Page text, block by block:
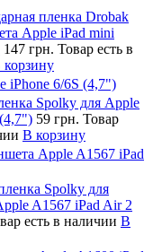
пленка Drobak
Apple iPad mini
147 грн. Товар есть в
iPhone 6/6S (4,7")
Spolky для Apple
59 грн. Товар
В корзину
Apple A1567 iPad
Spolky для
A1567 iPad Air 2
есть в наличии В